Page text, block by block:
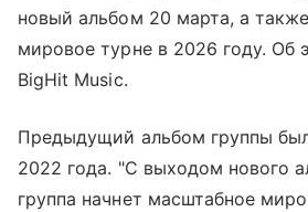
новый альбом 20 марта, а
мировое турне в 2026 году. Об
BigHit Music.
Предыдущий альбом группы
2022 года. "С выходом нового
группа начнет масштабное